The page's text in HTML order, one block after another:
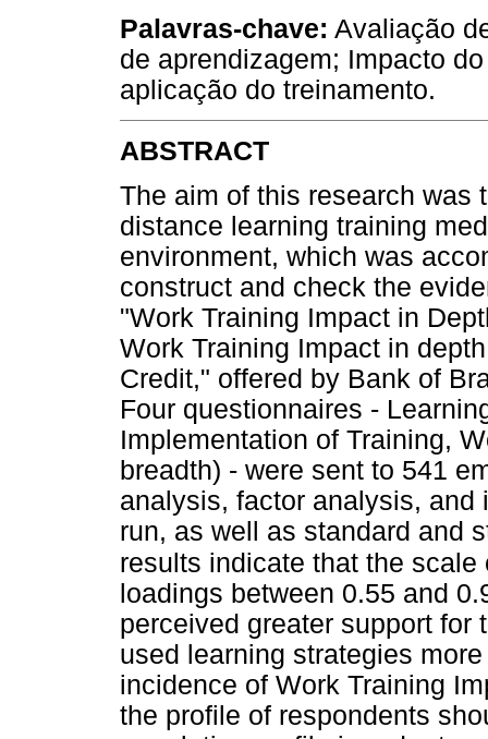
Palavras-chave: Avaliação
de aprendizagem; Impacto
aplicação do treinamento.
ABSTRACT
The aim of this research was
distance learning training
environment, which was
construct and check the
"Work Training Impact in
Work Training Impact in
Credit," offered by Bank of
Four questionnaires -
Implementation of Training,
breadth) - were sent to 541
analysis, factor analysis,
run, as well as standard and
results indicate that the scale
loadings between 0.55 and
perceived greater support for
used learning strategies
incidence of Work Training
the profile of respondents